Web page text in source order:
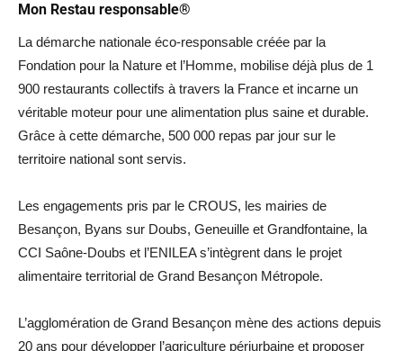
Mon Restau responsable®
La démarche nationale éco-responsable créée par la
Fondation pour la Nature et l’Homme, mobilise déjà plus de 1
900 restaurants collectifs à travers la France et incarne un
véritable moteur pour une alimentation plus saine et durable.
Grâce à cette démarche, 500 000 repas par jour sur le
territoire national sont servis.
Les engagements pris par le CROUS, les mairies de
Besançon, Byans sur Doubs, Geneuille et Grandfontaine, la
CCI Saône-Doubs et l’ENILEA s’intègrent dans le projet
alimentaire territorial de Grand Besançon Métropole.
L’agglomération de Grand Besançon mène des actions depuis
20 ans pour développer l’agriculture périurbaine et proposer